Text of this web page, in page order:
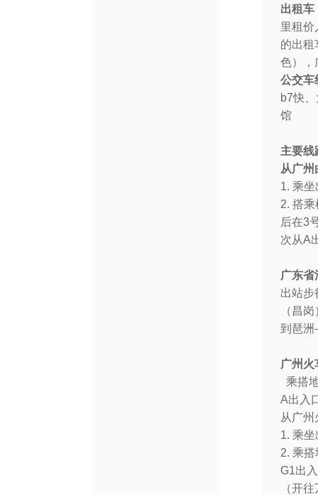
出租车
里租价
的出租
色），
公交车
b7快
馆
主要
从广
1. 乘
2. 搭
后在3
次从A
广东
出站步
（昌
到琶洲
广州火
乘搭
A出入
从广
1. 乘
2. 乘
G1出
（开